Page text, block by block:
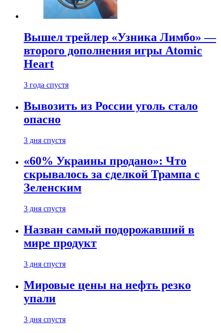
Вышел трейлер «Узника Лимбо» —
второго дополнения игры Atomic
Heart
3 года спустя
Вывозить из России уголь стало
опасно
3 дня спустя
«60% Украины продано»: Что
скрывалось за сделкой Трампа с
Зеленским
3 дня спустя
Назван самый подорожавший в
мире продукт
3 дня спустя
Мировые цены на нефть резко
упали
3 дня спустя